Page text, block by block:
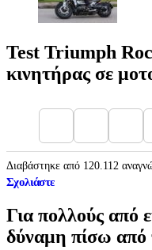
Test Triumph
κινητήρας σε
Διαβάστηκε από 120.112
Σχολιάστε
Για πολλούς από
δύναμη πίσω